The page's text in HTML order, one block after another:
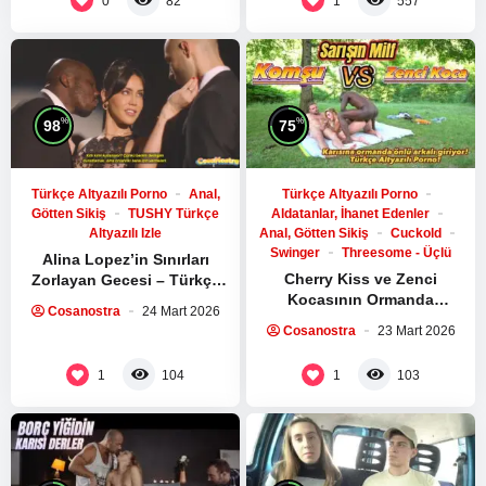
düğün gününde damadıyla değil, bir başka kişiyle görüştüğü,
hatta yakınlaşmalar yaşadığı görülüyordu. İzleyicileri şaşkına
çeviren bu videolar, sosyal medyada hızla yayıldı ve olay
büyük bir skandala dönüştü.
Gelinin Gizli Hayatı
98%
Türkçe Altyazılı Porno
Anal,
Götten Sikiş
TUSHY Türkçe
Altyazılı Izle
Alina Lopez’in Sınırları
Zorlayan Gecesi – Türkçe
Cosanostra 24 Mart 2026
1 104
75%
Türkçe Altyazılı Porno
Aldatanlar, İhanet Edenler
Anal, Götten Sikiş
Cuckold
Swinger
Threesome - Üçlü
Cherry Kiss ve Zenci
Kocasının Ormanda
Macerası
Cosanostra 23 Mart 2026
1 103